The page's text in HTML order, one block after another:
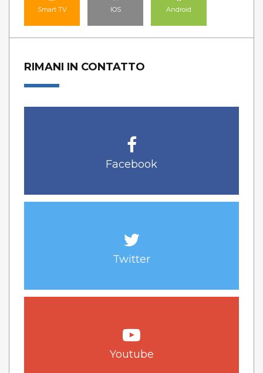
Smart TV IOS Android
RIMANI IN CONTATTO
Facebook
Twitter
Youtube